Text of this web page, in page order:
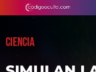
CIENCIA